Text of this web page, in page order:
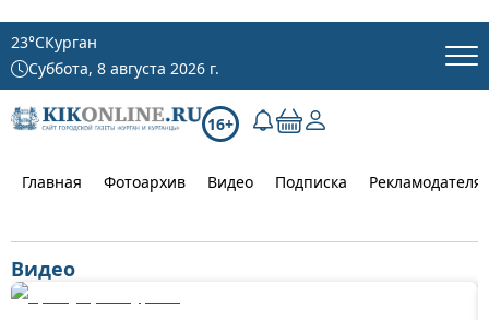
23°CКурган
Суббота, 8 августа 2026 г.
16+
Главная Фотоархив Видео Подписка
Видео